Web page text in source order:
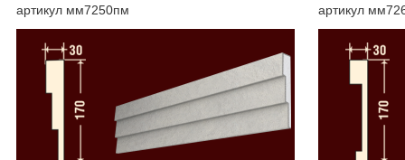
артикул мм7250пм артикул